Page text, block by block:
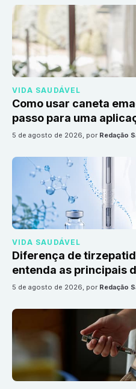
VIDA SAUDÁVEL
Como usar caneta
passo para uma
5 de agosto de 2026, por Redação
VIDA SAUDÁVEL
Diferença de
entenda as principais
5 de agosto de 2026, por Redação